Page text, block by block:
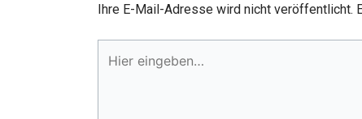
Ihre E-Mail-Adresse wird nicht veröffentlicht.
eingeben…